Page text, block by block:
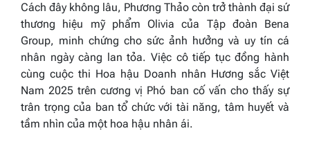
Cách đây không lâu, Phương Thảo còn trở thành đại sứ
thương hiệu mỹ phẩm Olivia của Tập đoàn Bena
Group, minh chứng cho sức ảnh hưởng và uy tín cá
nhân ngày càng lan tỏa. Việc cô tiếp tục đồng hành
cùng cuộc thi Hoa hậu Doanh nhân Hương sắc Việt
Nam 2025 trên cương vị Phó ban cố vấn cho thấy sự
trân trọng của ban tổ chức với tài năng, tâm huyết và
tầm nhìn của một hoa hậu nhân ái.